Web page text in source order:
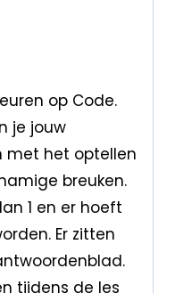
op Code.
je jouw
met het optellen
breuken.
1 en er hoeft
Er zitten
tijdens de les